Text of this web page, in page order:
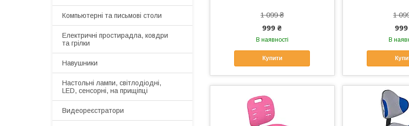
1 099 ₴
999 ₴
В наявності
Купити
1
В
Компьютерні та письмові столи
Електричні простирадла, ковдри
та грілки
Навушники
Настольні лампи, світлодіодні,
LED, сенсорні, на прищіпці
Видеореєстратори